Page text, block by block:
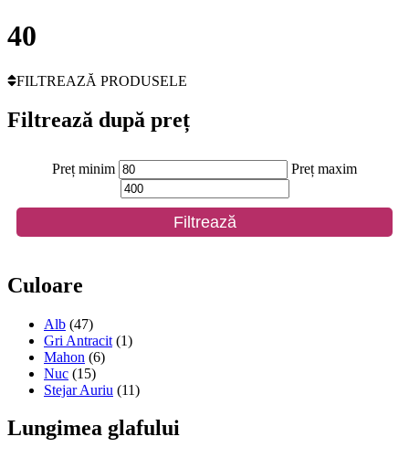
40
FILTREAZĂ PRODUSELE
Filtrează după preț
Preț minim Preț maxim
Filtrează
Culoare
Alb (47)
Gri Antracit (1)
Mahon (6)
Nuc (15)
Stejar Auriu (11)
Lungimea glafului